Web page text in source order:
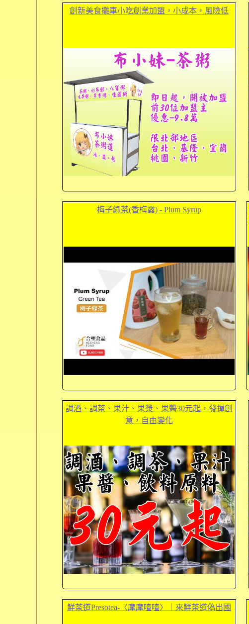
創新美食攤車小吃創業加盟，小成本，風險低
梅子綠茶(香梅露) - Plum Syrup
調酒、調茶、果汁、果漿、果醬30元起，發揮創
意，自由變化
鮮茶道Presotea-〈摩摩喳喳〉｜來鮮茶道偽出國